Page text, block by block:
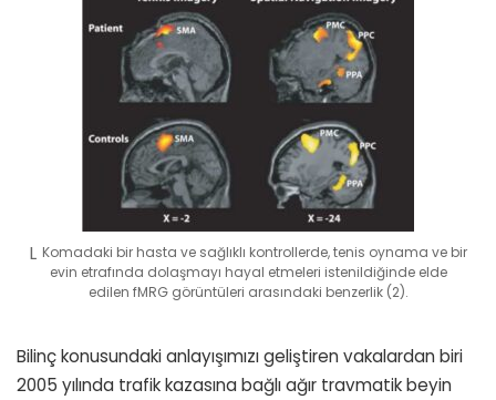
Komadaki bir hasta ve sağlıklı kontrollerde, tenis oynama ve bir
evin etrafında dolaşmayı hayal etmeleri istenildiğinde elde
edilen fMRG görüntüleri arasındaki benzerlik (2).
Bilinç konusundaki anlayışımızı geliştiren vakalardan biri
2005 yılında trafik kazasına bağlı ağır travmatik beyin